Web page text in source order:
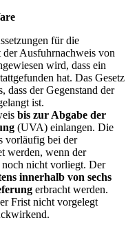
für die
der Ausfuhrnachweis von
wird, dass ein
hat. Das Gesetz
dass der Gegenstand der
ist.
bis zur Abgabe der
(UVA) einlangen. Die
vorläufig bei der
werden, wenn der
nicht vorliegt. Der
innerhalb von sechs
erbracht werden.
Frist nicht vorgelegt